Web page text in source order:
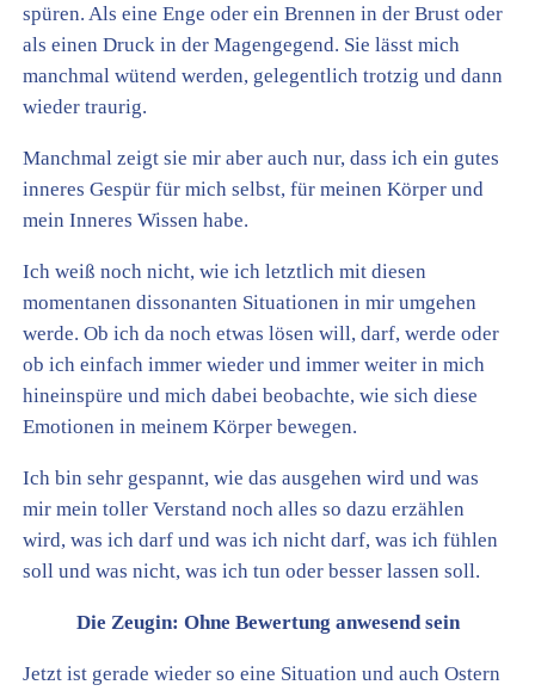
spüren. Als eine Enge oder ein Brennen in der Brust oder
als einen Druck in der Magengegend. Sie lässt mich
manchmal wütend werden, gelegentlich trotzig und dann
wieder traurig.
Manchmal zeigt sie mir aber auch nur, dass ich ein gutes
inneres Gespür für mich selbst, für meinen Körper und
mein Inneres Wissen habe.
Ich weiß noch nicht, wie ich letztlich mit diesen
momentanen dissonanten Situationen in mir umgehen
werde. Ob ich da noch etwas lösen will, darf, werde oder
ob ich einfach immer wieder und immer weiter in mich
hineinspüre und mich dabei beobachte, wie sich diese
Emotionen in meinem Körper bewegen.
Ich bin sehr gespannt, wie das ausgehen wird und was
mir mein toller Verstand noch alles so dazu erzählen
wird, was ich darf und was ich nicht darf, was ich fühlen
soll und was nicht, was ich tun oder besser lassen soll.
Die Zeugin: Ohne Bewertung anwesend sein
Jetzt ist gerade wieder so eine Situation und auch Ostern